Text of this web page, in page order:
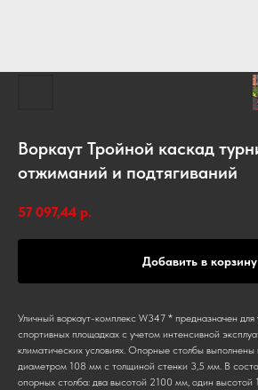
Воркаут Тройной каскад
отжиманий и подтягиваний
57 097,44 р.
Добавить в корзину
Уличный воркаут-комплекс W347 * предназначен для
спортивных площадках с учетом интенсивной
климатических условиях. Опорные столбы выполнены
диаметром 108 мм с толщиной стенки 3,5 мм. В
опорных столба: два высотой 2100 мм, один